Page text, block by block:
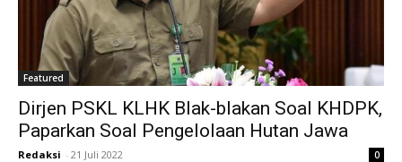
Featured
Dirjen PSKL KLHK Blak-blakan Soal KHDPK,
Paparkan Soal Pengelolaan Hutan Jawa
Redaksi - 21 Juli 2022 0